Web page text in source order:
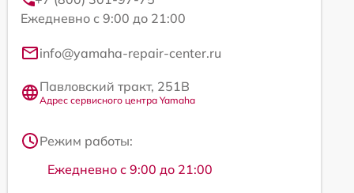
Ежедневно с 9:00 до 21:00
info@yamaha-repair-center.ru
Павловский тракт, 251В
Адрес сервисного центра Yamaha
Режим работы:
Ежедневно с 9:00 до 21:00